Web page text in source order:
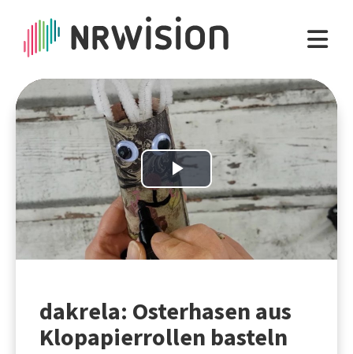
Play
Video
dakrela: Osterhasen aus
Klopapierrollen basteln